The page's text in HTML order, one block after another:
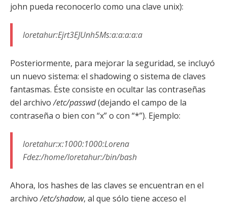
john pueda reconocerlo como una clave unix):
loretahur:Ejrt3EJUnh5Ms:a:a:a:a:a
Posteriormente, para mejorar la seguridad, se incluyó
un nuevo sistema: el shadowing o sistema de claves
fantasmas. Éste consiste en ocultar las contraseñas
del archivo/etc/passwd(dejando el campo de la
contraseña o bien con “x” o con “*”). Ejemplo:
loretahur:x:1000:1000:Lorena
Fdez:/home/loretahur:/bin/bash
Ahora, los hashes de las claves se encuentran en el
archivo/etc/shadow, al que sólo tiene acceso el